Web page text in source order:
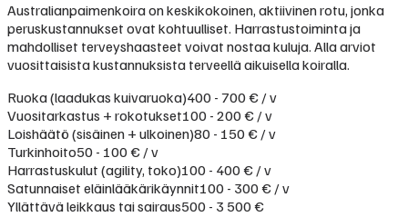
Australianpaimenkoira on keskikokoinen, aktiivinen rotu, jonka
peruskustannukset ovat kohtuulliset. Harrastustoiminta ja
mahdolliset terveyshaasteet voivat nostaa kuluja. Alla arviot
vuosittaisista kustannuksista terveellä aikuisella koiralla.
Ruoka (laadukas kuivaruoka)400 - 700 € / v
Vuositarkastus + rokotukset100 - 200 € / v
Loishäätö (sisäinen + ulkoinen)80 - 150 € / v
Turkinhoito50 - 100 € / v
Harrastuskulut (agility, toko)100 - 400 € / v
Satunnaiset eläinlääkärikäynnit100 - 300 € / v
Yllättävä leikkaus tai sairaus500 - 3 500 €